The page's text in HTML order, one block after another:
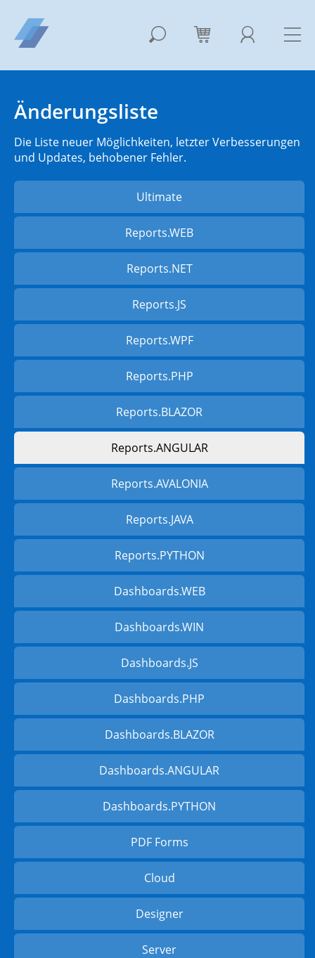
Änderungsliste
Die Liste neuer Möglichkeiten, letzter Verbesserungen
und Updates, behobener Fehler.
Ultimate
Reports.WEB
Reports.NET
Reports.JS
Reports.WPF
Reports.PHP
Reports.BLAZOR
Reports.ANGULAR
Reports.AVALONIA
Reports.JAVA
Reports.PYTHON
Dashboards.WEB
Dashboards.WIN
Dashboards.JS
Dashboards.PHP
Dashboards.BLAZOR
Dashboards.ANGULAR
Dashboards.PYTHON
PDF Forms
Cloud
Designer
Server